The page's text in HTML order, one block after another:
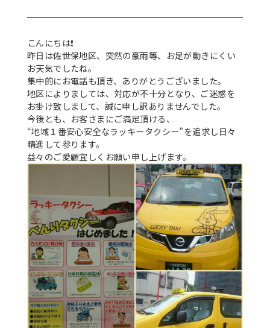
こんにちは❗
昨日は佐世保地区、突然の豪雨等、お足が動きにくい
お天気でしたね。
集中的にお電話も頂き、ありがとうございました。
地区によりましては、対応が不十分となり、ご迷惑を
お掛け致しまして、誠に申し訳ありませんでした。
今後とも、お客さまにご満足頂ける、
“地域１番安心安全なラッキータクシー”を追求し日々
精進して参ります。
益々のご愛顧宜しくお願い申し上げます。